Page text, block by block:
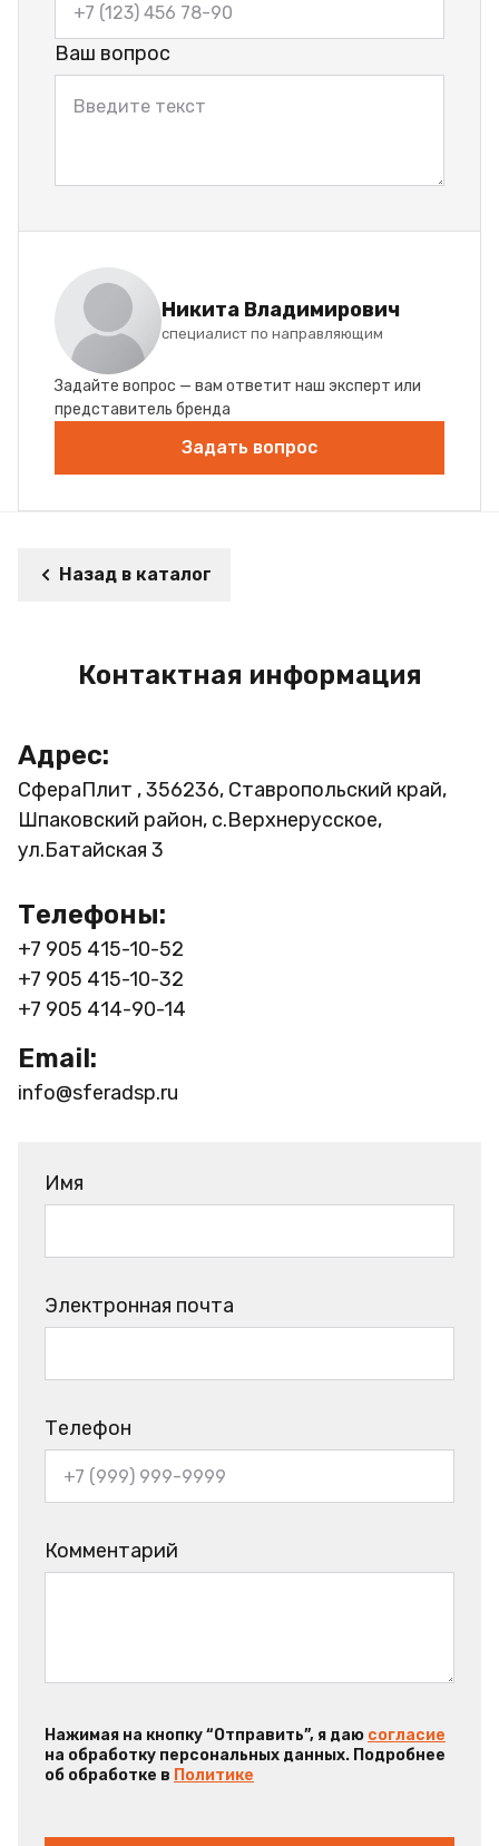
Ваш вопрос
Никита Владимирович
специалист по направляющим
Задайте вопрос — вам ответит наш эксперт или
представитель бренда
Задать вопрос
Назад в каталог
Контактная информация
Адрес:
СфераПлит , 356236, Ставропольский край,
Шпаковский район, с.Верхнерусское,
ул.Батайская 3
Телефоны:
+7 905 415-10-52
+7 905 415-10-32
+7 905 414-90-14
Email:
info@sferadsp.ru
Имя
Электронная почта
Телефон
Комментарий
Нажимая на кнопку “Отправить”, я даю согласие
на обработку персональных данных. Подробнее
об обработке в Политике